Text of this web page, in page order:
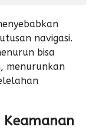
navigasi.
bisa
menurunkan
Keamanan